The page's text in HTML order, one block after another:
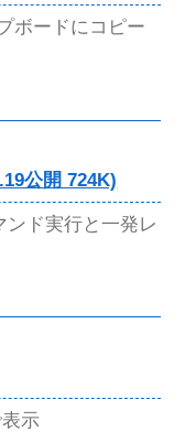
ボードにコピー
公開 724K)
ンド実行と一発レ
示